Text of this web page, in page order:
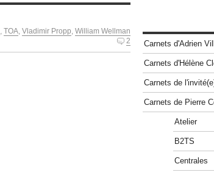
, TOA, Vladimir Propp, William Wellman
2 Carnets d'Adrien
Carnets d'Hélène
Carnets de
Carnets de Pierre
Atelier
B2TS
Centrales